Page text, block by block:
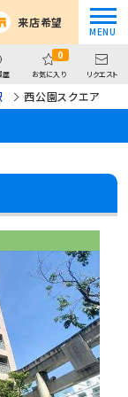
来店希望
歴
0
お気に入り リクエスト
西公園スクエア